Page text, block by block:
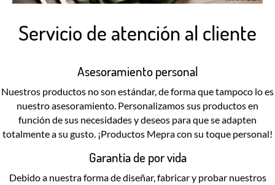
Servicio de atención al cliente
Asesoramiento personal
Nuestros productos no son estándar, de forma que tampoco lo es
nuestro asesoramiento. Personalizamos sus productos en
función de sus necesidades y deseos para que se adapten
totalmente a su gusto. ¡Productos Mepra con su toque personal!
Garantía de por vida
Debido a nuestra forma de diseñar, fabricar y probar nuestros